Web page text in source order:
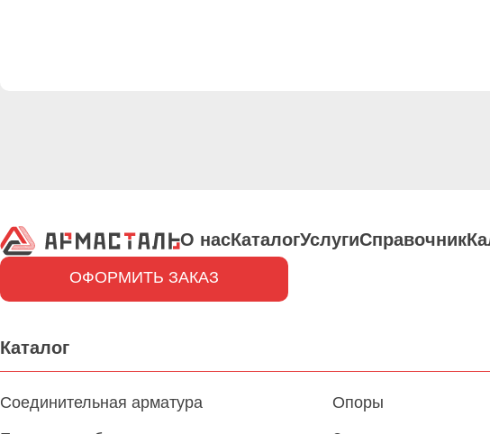
О насКаталогУслугиСправочник
ОФОРМИТЬ ЗАКАЗ
Каталог
Соединительная арматура
Опоры